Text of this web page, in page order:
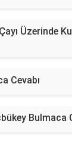
Üzerinde
Cevabı
Bulmaca